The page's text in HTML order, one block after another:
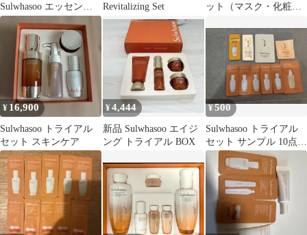
Sulwhasoo エッセンシ
ャル デイリー ルーティ
ン キット
Revitalizing Set
ット（マスク・化粧
規品】
¥ 16,900
Sulwhasoo トライアル
セット スキンケア
¥4,444
新品 Sulwhasoo エイジ
ング トライアル BOX
¥500
Sulwhasoo トライアル
セット サンプル 10点セ
ット